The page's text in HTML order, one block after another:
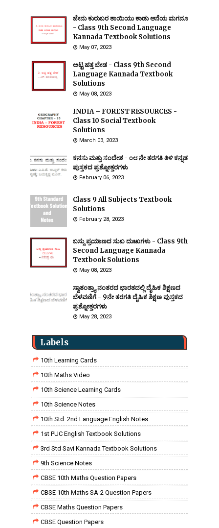
ಜೇನು ಕುರುಬರ ತಾಯಿಯು ಕಾಡು ಆನೆಯ ಮಗನೂ
- Class 9th Second Language
Kannada Textbook Solutions
May 07, 2023
ಅಟ್ಟ ಹತ್ತ ಬೇಡ - Class 9th Second
Language Kannada Textbook
Solutions
May 08, 2023
INDIA – FOREST RESOURCES -
Class 10 Social Textbook
Solutions
March 03, 2023
ಕನಸು ಮತ್ತು ಸಂದೇಶ - ೦೮ ನೇ ತರಗತಿ ತಿಳಿ ಕನ್ನಡ
ಪುಸ್ತಕದ ಪ್ರಶ್ನೋತ್ತರಗಳು
February 06, 2023
Class 9 All Subjects Textbook
Solutions
February 28, 2023
ಬಸ್ಸು ಪ್ರಯಾಣದ ಸುಖ ದುಃಖಗಳು - Class 9th
Second Language Kannada
Textbook Solutions
May 08, 2023
ಸ್ವಾತಂತ್ರ್ಯಾ ನಂತರದ ಭಾರತದಲ್ಲಿ ದೈಹಿಕ ಶಿಕ್ಷಣದ
ಬೆಳವಣಿಗೆ - 9ನೇ ತರಗತಿ ದೈಹಿಕ ಶಿಕ್ಷಣ ಪುಸ್ತಕದ
ಪ್ರಶ್ನೋತ್ತರಗಳು
May 28, 2023
Labels
10th Learning Cards
10th Maths Video
10th Science Learning Cards
10th Science Notes
10th Std. 2nd Language English Notes
1st PUC English Textbook Solutions
3rd Std Savi Kannada Textbook Solutions
9th Science Notes
CBSE 10th Maths Question Papers
CBSE 10th Maths SA-2 Question Papers
CBSE Maths Question Papers
CBSE Question Papers